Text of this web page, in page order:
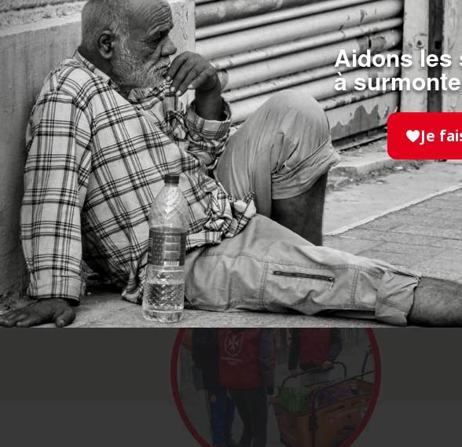
ENGAGEMENTFAIT
vous pouvez vous engager dans nos actions auprès des
selon votre temps, vos compétences, vos souhaits, et les
Aidons les
à
Je